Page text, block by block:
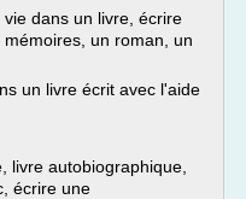
dans un livre, écrire
un roman, un
un livre écrit avec l'aide
livre autobiographique,
écrire une